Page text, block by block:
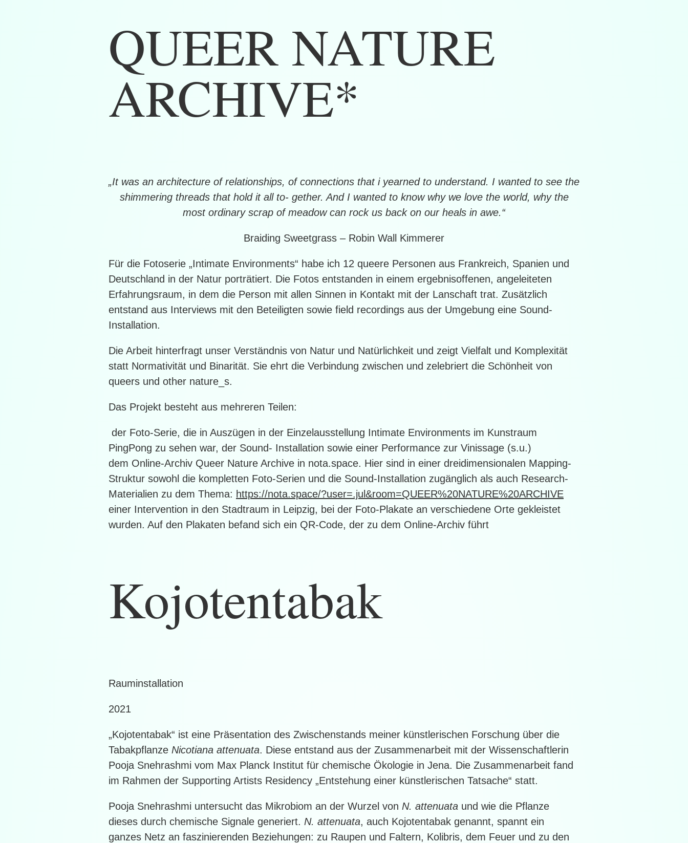
QUEER NATURE
ARCHIVE*
„It was an architecture of relationships, of connections that i yearned to understand. I wanted to see the
shimmering threads that hold it all to- gether. And I wanted to know why we love the world, why the
most ordinary scrap of meadow can rock us back on our heals in awe.“
Braiding Sweetgrass – Robin Wall Kimmerer
Für die Fotoserie „Intimate Environments“ habe ich 12 queere Personen aus Frankreich, Spanien und
Deutschland in der Natur porträtiert. Die Fotos entstanden in einem ergebnisoffenen, angeleiteten
Erfahrungsraum, in dem die Person mit allen Sinnen in Kontakt mit der Lanschaft trat. Zusätzlich
entstand aus Interviews mit den Beteiligten sowie field recordings aus der Umgebung eine Sound-
Installation.
Die Arbeit hinterfragt unser Verständnis von Natur und Natürlichkeit und zeigt Vielfalt und Komplexität
statt Normativität und Binarität. Sie ehrt die Verbindung zwischen und zelebriert die Schönheit von
queers und other nature_s.
Das Projekt besteht aus mehreren Teilen:
der Foto-Serie, die in Auszügen in der Einzelausstellung Intimate Environments im Kunstraum
PingPong zu sehen war, der Sound- Installation sowie einer Performance zur Vinissage (s.u.)
dem Online-Archiv Queer Nature Archive in nota.space. Hier sind in einer dreidimensionalen Mapping-
Struktur sowohl die kompletten Foto-Serien und die Sound-Installation zugänglich als auch Research-
Materialien zu dem Thema: https://nota.space/?user=.jul&room=QUEER%20NATURE%20ARCHIVE
einer Intervention in den Stadtraum in Leipzig, bei der Foto-Plakate an verschiedene Orte gekleistet
wurden. Auf den Plakaten befand sich ein QR-Code, der zu dem Online-Archiv führt
Kojotentabak
Rauminstallation
2021
„Kojotentabak“ ist eine Präsentation des Zwischenstands meiner künstlerischen Forschung über die
Tabakpflanze Nicotiana attenuata. Diese entstand aus der Zusammenarbeit mit der Wissenschaftlerin
Pooja Snehrashmi vom Max Planck Institut für chemische Ökologie in Jena. Die Zusammenarbeit fand
im Rahmen der Supporting Artists Residency „Entstehung einer künstlerischen Tatsache“ statt.
Pooja Snehrashmi untersucht das Mikrobiom an der Wurzel von N. attenuata und wie die Pflanze
dieses durch chemische Signale generiert. N. attenuata, auch Kojotentabak genannt, spannt ein
ganzes Netz an faszinierenden Beziehungen: zu Raupen und Faltern, Kolibris, dem Feuer und zu den